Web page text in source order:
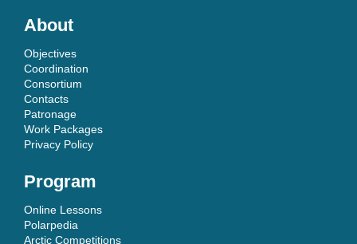
About
Objectives
Coordination
Consortium
Contacts
Patronage
Work Packages
Privacy Policy
Program
Online Lessons
Polarpedia
Arctic Competitions